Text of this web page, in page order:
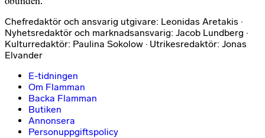
Chefredaktör och ansvarig utgivare: Leonidas Aretakis ·
Nyhetsredaktör och marknadsansvarig: Jacob Lundberg ·
Kulturredaktör: Paulina Sokolow · Utrikesredaktör: Jonas
Elvander
E-tidningen
Om Flamman
Backa Flamman
Butiken
Annonsera
Personuppgiftspolicy